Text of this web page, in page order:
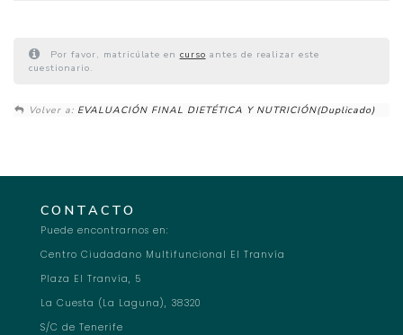
Por favor, matricúlate en curso antes de realizar este
cuestionario.
Volver a: EVALUACIÓN FINAL DIETÉTICA Y NUTRICIÓN(Duplicado)
CONTACTO
Puede encontrarnos en:
Centro Ciudadano Multifuncional El Tranvía
Plaza El Tranvía, 5
La Cuesta (La Laguna), 38320
S/C de Tenerife